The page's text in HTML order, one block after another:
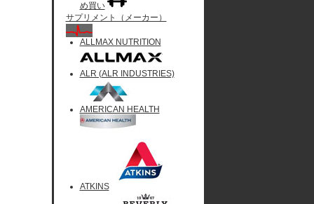
め買い
サプリメント（メーカー）
ALLMAX NUTRITION
ALR (ALR INDUSTRIES)
AMERICAN HEALTH
ATKINS